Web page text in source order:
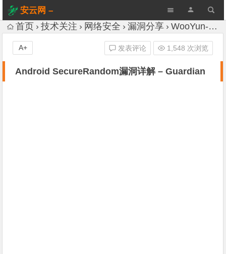
安云网 –
AnYun.ORG
首页 技术关注 网络安全 漏洞分享 WooYun-Drops
Android SecureRandom漏洞详解 – Guardian
发表评论 1,548 次浏览
A+